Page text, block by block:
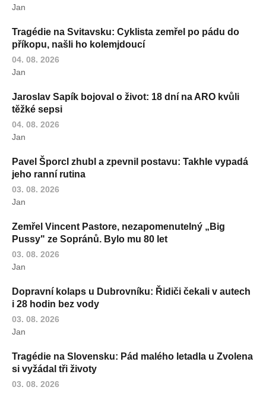
Jan
Tragédie na Svitavsku: Cyklista zemřel po pádu do
příkopu, našli ho kolemjdoucí
04. 08. 2026
Jan
Jaroslav Sapík bojoval o život: 18 dní na ARO kvůli
těžké sepsi
04. 08. 2026
Jan
Pavel Šporcl zhubl a zpevnil postavu: Takhle vypadá
jeho ranní rutina
03. 08. 2026
Jan
Zemřel Vincent Pastore, nezapomenutelný „Big
Pussy" ze Sopránů. Bylo mu 80 let
03. 08. 2026
Jan
Dopravní kolaps u Dubrovníku: Řidiči čekali v autech
i 28 hodin bez vody
03. 08. 2026
Jan
Tragédie na Slovensku: Pád malého letadla u Zvolena
si vyžádal tři životy
03. 08. 2026